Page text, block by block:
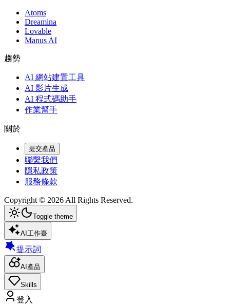
Atoms
Dreamina
Lovable
Manus AI
趨勢
AI 網站建置工具
AI 影片生成
AI 程式碼助手
作業幫手
關於
提交產品
聯繫我們
隱私政策
服務條款
Copyright © 2026 All Rights Reserved.
Toggle theme
AI工作臺
提示詞
AI產品
Skills
登入